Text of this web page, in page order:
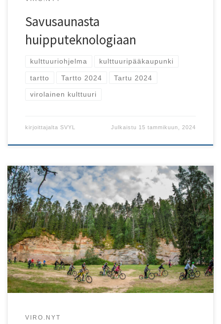
Savusaunasta
huipputeknologiaan
kulttuuriohjelma kulttuuripääkaupunki
tartto Tartto 2024 Tartu 2024
virolainen kulttuuri
kirjoittajalta SVYL Julkaistu 15 tammikuun, 2024
Vuonna 2024 koko Etelä-Viro on osa Euroopan
kulttuuripääkaupunkia!
VIRO.NYT